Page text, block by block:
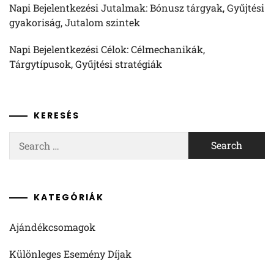
Napi Bejelentkezési Jutalmak: Bónusz tárgyak, Gyűjtési
gyakoriság, Jutalom szintek
Napi Bejelentkezési Célok: Célmechanikák,
Tárgytípusok, Gyűjtési stratégiák
KERESÉS
for:
KATEGÓRIÁK
Ajándékcsomagok
Különleges Esemény Díjak